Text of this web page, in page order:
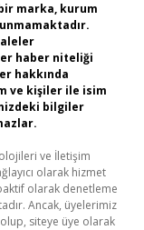
marka, kurum
haber niteliği
hakkında
ve kişiler ile isim
bilgiler
ve İletişim
olarak hizmet
olarak denetleme
Ancak, üyelerimiz
siteye üye olarak